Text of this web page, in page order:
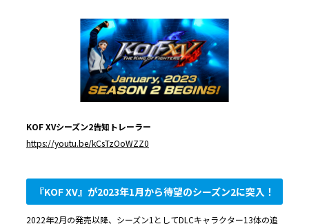
KOF XVシーズン2告知トレーラー
https://youtu.be/kCsTzOoWZZ0
『KOF XV』が2023年1月から待望のシーズン2に突入！
2022年2月の発売以降、シーズン1としてDLCキャラクター13体の追